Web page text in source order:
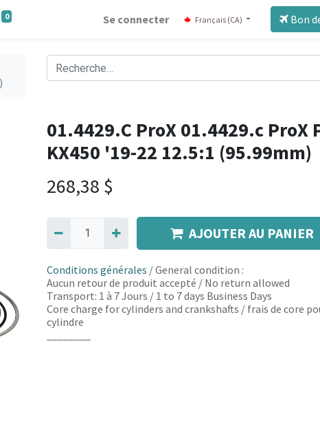
0 Se connecter Français (CA) Bon
01.4429.C ProX 01.4429.c ProX
KX450 '19-22 12.5:1 (95.99mm)
268,38 $
AJOUTER AU PANIER
Conditions générales / General condition :
Aucun retour de produit accepté / No return allowed
Transport: 1 à 7 Jours / 1 to 7 days Business Days
Core charge for cylinders and crankshafts / frais de core
cylindre